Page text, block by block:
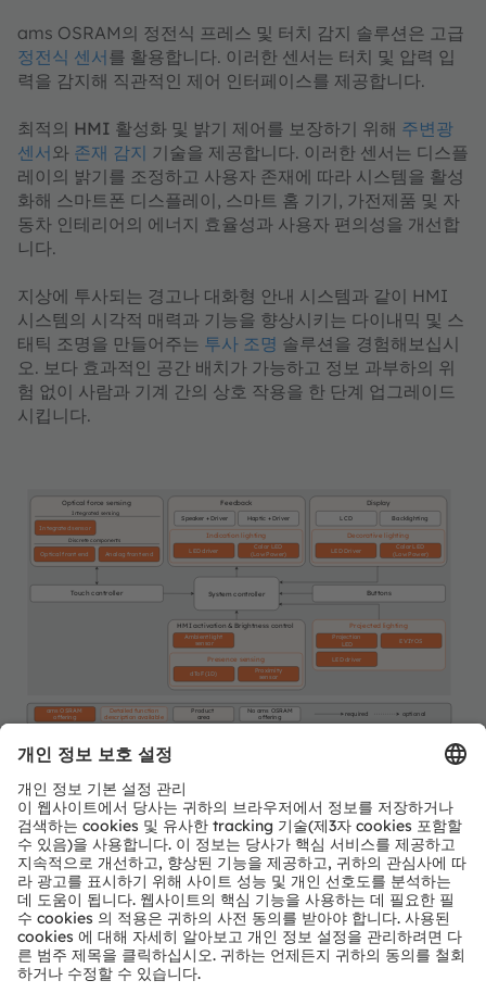
ams OSRAM의 정전식 프레스 및 터치 감지 솔루션은 고급
정전식 센서를 활용합니다. 이러한 센서는 터치 및 압력 입
력을 감지해 직관적인 제어 인터페이스를 제공합니다.
최적의 HMI 활성화 및 밝기 제어를 보장하기 위해 주변광
센서와 존재 감지 기술을 제공합니다. 이러한 센서는 디스플
레이의 밝기를 조정하고 사용자 존재에 따라 시스템을 활성
화해 스마트폰 디스플레이, 스마트 홈 기기, 가전제품 및 자
동차 인테리어의 에너지 효율성과 사용자 편의성을 개선합
니다.
지상에 투사되는 경고나 대화형 안내 시스템과 같이 HMI
시스템의 시각적 매력과 기능을 향상시키는 다이내믹 및 스
태틱 조명을 만들어주는 투사 조명 솔루션을 경험해보십시
오. 보다 효과적인 공간 배치가 가능하고 정보 과부하의 위
험 없이 사람과 기계 간의 상호 작용을 한 단계 업그레이드
시킵니다.
ams OSRAM
offering
Detailed function
description available
Product
area
No ams OSRAM
offering
required optional
Optical force sensing
Integrated sensor
Discrete components
Optical front end Analog front end
Projected lighting
EVIYOS
Projection
LED
System controller
Feedback
Integrated sensing
Touch controller
Speaker + Driver Haptic + Driver
Indication lighting
Color LED
(Low Power)
LED driver
Display
LCD Backlighting
Buttons
LED driver
HMI activation & Brightness control
Presence sensing
Proximity
sensor
dToF (1D)
Ambient light
sensor
Decorative lighting
Color LED
(Low Power)
LED Driver
뉴스레터 가입 구독하기